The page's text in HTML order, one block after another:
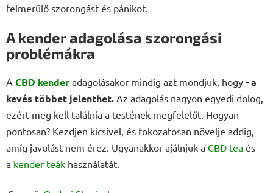
felmerülő szorongást és pánikot.
A kender adagolása szorongási
problémákra
A CBD kender adagolásakor mindig azt mondjuk, hogy -a
kevés többet jelenthet. Az adagolás nagyon egyedi dolog,
ezért meg kell találnia a testének megfelelőt. Hogyan
pontosan? Kezdjen kicsivel, és fokozatosan növelje addig,
amíg javulást nem érez. Ugyanakkor ajálnjuk a CBD tea és
a kender teák használatát.